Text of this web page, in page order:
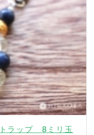
ラップ 8ミリ玉